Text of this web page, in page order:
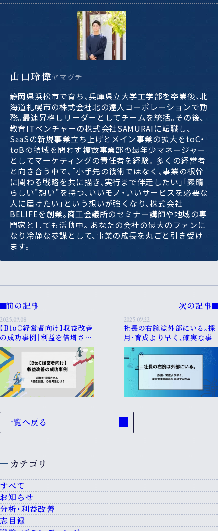
山口玲偉ヤマグチ
静岡県浜松市で育ち、兵庫県立大学工学部を卒業後、北
海道札幌市の株式会社北の達人コーポレーションで勤
務。最速昇格しリーダーとしてチームを統括。その後、
教育ITベンチャーの株式会社SAMURAIに転職し、
SaaSの新規事業立ち上げとメイン事業の拡大をtoC・
toBの領域を問わず複数事業部の最年少マネージャー
としてマーケティングの責任者を経験。 多くの経営者
と向き合う中で、「小手先の戦術ではなく、事業の根幹
に関わる戦略を共に描き、実行まで伴走したい」「素晴
らしい"想い"を持つ、いいモノ・いいサービスを必要な
人に届けたい」という想いが強くなり、株式会社
BELIFEを創業。商工会議所のセミナー講師や地域の専
門家としても活動中。 あなたの会社の最大のファンに
なり冷静な参謀として、事業の成長を丸ごと引き受け
ます。
前の記事
2025.09.08
【BtoC経営者向け】収益改善
の成功事例｜利益を倍増させ
る「価値創造」の思考法と
は？
次の記事
2025.09.22
社長の右腕は外部にいる。採
用・育成より早く、確実な事
業成長を実現する方法
一覧へ戻る
カテゴリ
すべて
お知らせ
分析・利益改善
志目録